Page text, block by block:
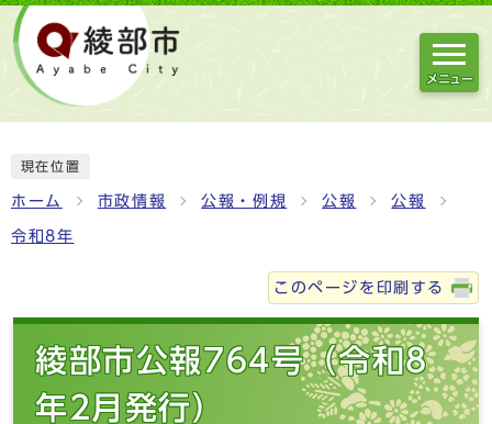
メニュー
現在位置
ホーム 市政情報 公報・例規 公報 公報
令和8年
このページを印刷する
綾部市公報764号（令和8
年2月発行）